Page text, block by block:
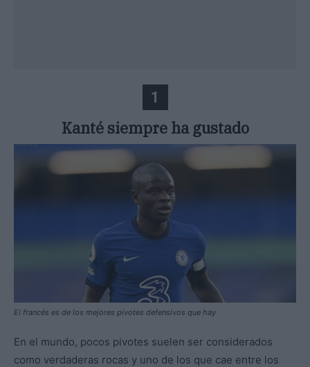
1
Kanté siempre ha gustado
El francés es de los mejores pivotes defensivos que hay
En el mundo, pocos pivotes suelen ser considerados
como verdaderas rocas y uno de los que cae entre los